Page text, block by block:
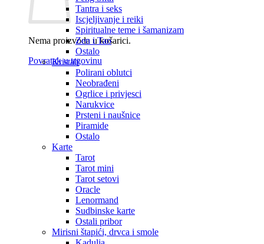
Nema proizvoda u košarici.
Povratak u trgovinu
Tantra i seks
Iscjeljivanje i reiki
Spiritualne teme i šamanizam
Zen i Tao
Ostalo
Kristali
Polirani oblutci
Neobrađeni
Ogrlice i privjesci
Narukvice
Prsteni i naušnice
Piramide
Ostalo
Karte
Tarot
Tarot mini
Tarot setovi
Oracle
Lenormand
Sudbinske karte
Ostali pribor
Mirisni štapići, drvca i smole